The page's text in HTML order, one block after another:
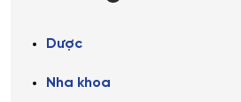
Dược
Nha khoa